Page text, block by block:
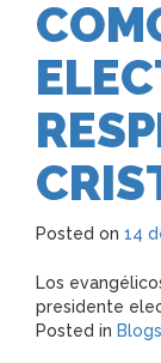
Posted on 14
Los
presidente
Posted in Blogs